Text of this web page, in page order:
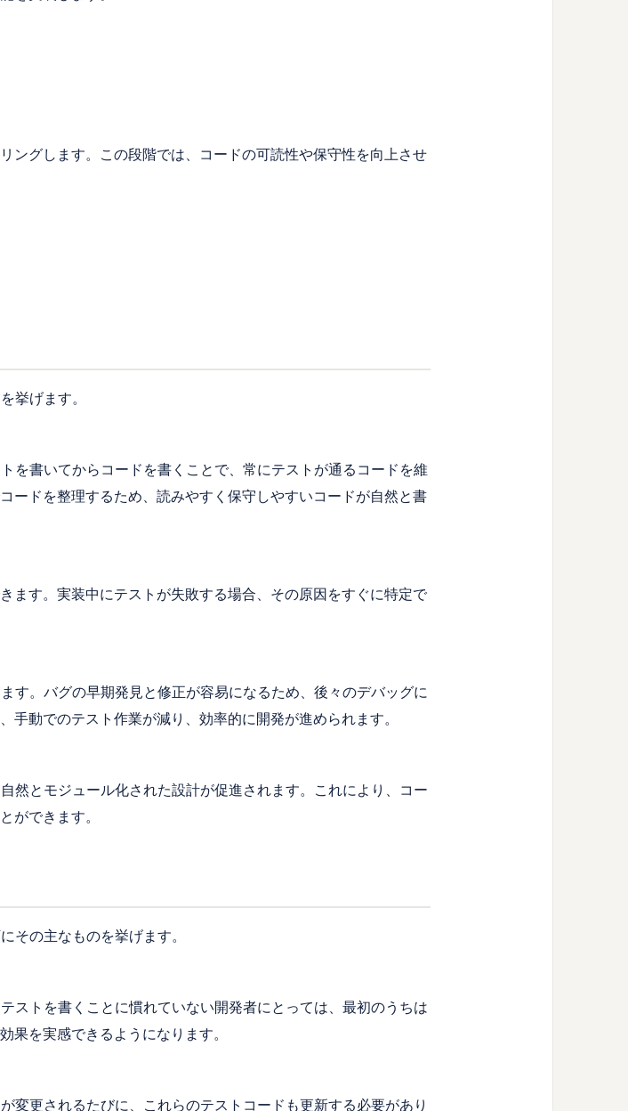
ングします。この段階では、コードの可読性や保守性を向上させ
挙げます。
を書いてからコードを書くことで、常にテストが通るコードを維
ードを整理するため、読みやすく保守しやすいコードが自然と書
ます。実装中にテストが失敗する場合、その原因をすぐに特定で
す。バグの早期発見と修正が容易になるため、後々のデバッグに
動でのテスト作業が減り、効率的に開発が進められます。
然とモジュール化された設計が促進されます。これにより、コー
ができます。
その主なものを挙げます。
ストを書くことに慣れていない開発者にとっては、最初のうちは
を実感できるようになります。
変更されるたびに、これらのテストコードも更新する必要があり